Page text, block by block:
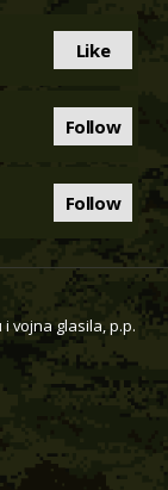
Like
Follow
Follow
vojna glasila, p.p.